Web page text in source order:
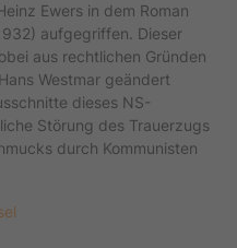
Ewers in dem Roman
aufgegriffen. Dieser
aus rechtlichen Gründen
Westmar geändert
dieses NS-
Störung des Trauerzugs
durch Kommunisten